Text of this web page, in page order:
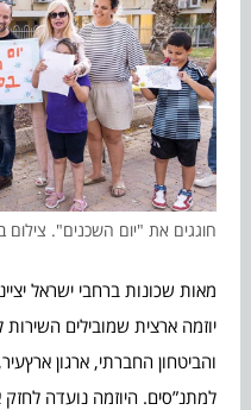
חוגגים את "יום השכנים". צילום
מאות שכונות ברחבי ישראל
יוזמה ארצית שמובילים
והביטחון החברתי, ארגון
למתנ”סים. היוזמה נועדה